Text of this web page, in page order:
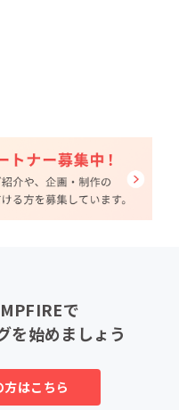
で
を始めましょう
はこちら